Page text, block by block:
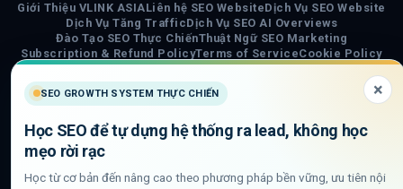
Giới Thiệu VLINK ASIALiên hệ SEO WebsiteDịch Vụ SEO Website
Dịch Vụ Tăng TrafficDịch Vụ SEO AI Overviews
Đào Tạo SEO Thực ChiếnThuật Ngữ SEO Marketing
Subscription & Refund PolicyTerms of ServiceCookie Policy
Privacy PolicyChính Sách Nội Dung AISơ đồ trang VLINK ASIA
Tin tức
SEO GROWTH SYSTEM THỰC CHIẾN ×
Học SEO để tự dựng hệ thống ra lead, không học
mẹo rời rạc
Học từ cơ bản đến nâng cao theo phương pháp bền vững, ưu tiên nội